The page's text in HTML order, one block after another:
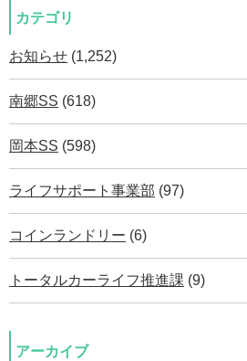
カテゴリ
お知らせ (1,252)
南郷SS (618)
岡本SS (598)
ライフサポート事業部 (97)
コインランドリー (6)
トータルカーライフ推進課 (9)
アーカイブ